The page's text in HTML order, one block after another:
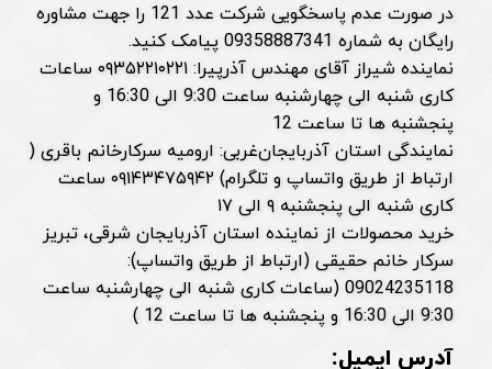
در صورت عدم پاسخگویی شرکت عدد 121 را جهت مشاوره
رایگان به شماره 09358887341 پیامک کنید.
نماینده شیراز آقای مهندس آذرپیرا: ۰۹۳۵۲۲۱۰۲۲۱ ساعات
کاری شنبه الی چهارشنبه ساعت 9:30 الی 16:30 و
پنجشنبه ها تا ساعت 12
نمایندگی استان آذربایجان‌غربی: ارومیه سرکارخانم باقری (
ارتباط از طریق واتساپ و تلگرام) ۰۹۱۴۳۴۷۵۹۴۲ ساعت
کاری شنبه الی پنجشنبه ۹ الی ۱۷
خرید محصولات از نماینده استان آذربایجان شرقی، تبریز
سرکار خانم حقیقی (ارتباط از طریق واتساپ):
09024235118 (ساعات کاری شنبه الی چهارشنبه ساعت
9:30 الی 16:30 و پنجشنبه ها تا ساعت 12 )
آدرس ایمیل: